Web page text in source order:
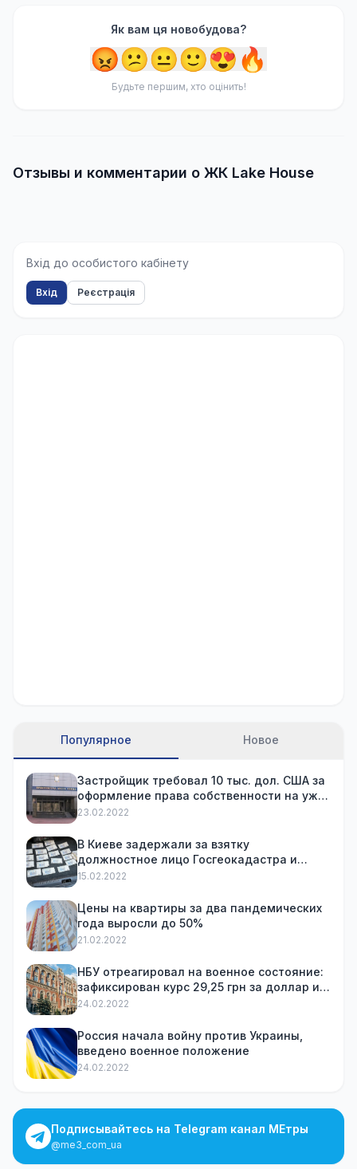
Як вам ця новобудова?
😡😕😐🙂😍🔥
Будьте першим, хто оцінить!
Отзывы и комментарии о ЖК Lake House
Вхід до особистого кабінету
Вхід Реєстрація
Популярное Новое
Застройщик требовал 10 тыс. дол. США за
оформление права собственности на уже
купленную квартиру
23.02.2022
В Киеве задержали за взятку
должностное лицо Госгеокадастра и
посредника
15.02.2022
Цены на квартиры за два пандемических
года выросли до 50%
21.02.2022
НБУ отреагировал на военное состояние:
зафиксирован курс 29,25 грн за доллар и
ограничил снятие наличных
24.02.2022
Россия начала войну против Украины,
введено военное положение
24.02.2022
Подписывайтесь на Telegram канал МЕтры
@me3_com_ua